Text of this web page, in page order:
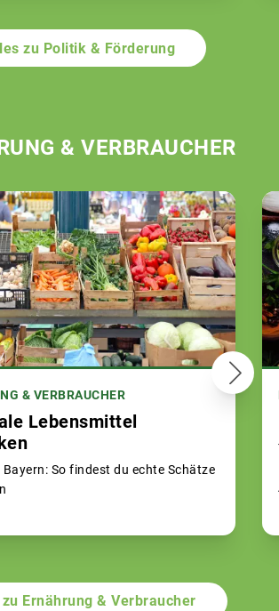
zu Politik & Förderung
& VERBRAUCHER
& VERBRAUCHER
Lebensmittel
Bayern: So findest du echte Schätze
Ernährung & Verbraucher